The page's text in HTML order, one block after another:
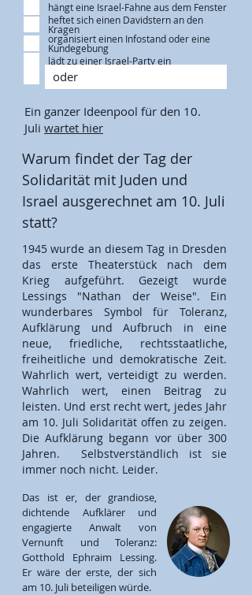
hängt eine Israel-Fahne aus dem Fenster
heftet sich einen Davidstern an den
Kragen
organisiert einen Infostand oder eine
Kundegebung
lädt zu einer Israel-Party ein
oder
Ein ganzer Ideenpool für den 10.
Juli wartet hier
Warum findet der Tag der
Solidarität mit Juden und
Israel ausgerechnet am 10. Juli
statt?
1945 wurde an diesem Tag in Dresden
das erste Theaterstück nach dem
Krieg aufgeführt. Gezeigt wurde
Lessings "Nathan der Weise". Ein
wunderbares Symbol für Toleranz,
Aufklärung und Aufbruch in eine
neue, friedliche, rechtsstaatliche,
freiheitliche und demokratische Zeit.
Wahrlich wert, verteidigt zu werden.
Wahrlich wert, einen Beitrag zu
leisten. Und erst recht wert, jedes Jahr
am 10. Juli Solidarität offen zu zeigen.
Die Aufklärung begann vor über 300
Jahren. Selbstverständlich ist sie
immer noch nicht. Leider.
Das ist er, der grandiose,
dichtende Aufklärer und
engagierte Anwalt von
Vernunft und Toleranz:
Gotthold Ephraim Lessing.
Er wäre der erste, der sich
am 10. Juli beteiligen würde.